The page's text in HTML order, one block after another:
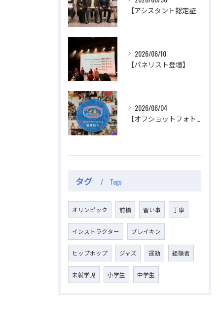
2026/06/10
【パネリスト登壇】
2026/06/04
タグ Tags
オリンピック 前橋 習い事 丁寧
インストラクター ブレイキン
ヒップホップ ジャズ 運動 経験者
未就学児 小学生 中学生